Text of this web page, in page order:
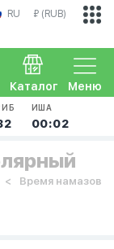
RU ₽ (RUB)
Меню
Каталог
ИША
00:02
Время намазов